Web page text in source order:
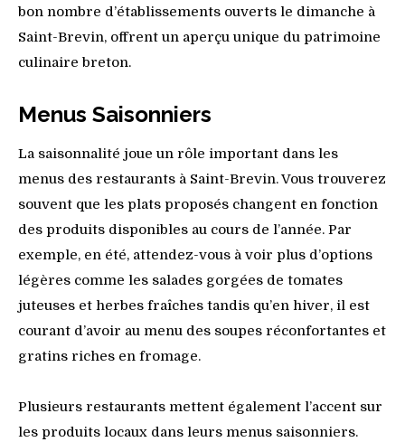
bon nombre d’établissements ouverts le dimanche à
Saint-Brevin, offrent un aperçu unique du patrimoine
culinaire breton.
Menus Saisonniers
La saisonnalité joue un rôle important dans les
menus des restaurants à Saint-Brevin. Vous trouverez
souvent que les plats proposés changent en fonction
des produits disponibles au cours de l’année. Par
exemple, en été, attendez-vous à voir plus d’options
légères comme les salades gorgées de tomates
juteuses et herbes fraîches tandis qu’en hiver, il est
courant d’avoir au menu des soupes réconfortantes et
gratins riches en fromage.
Plusieurs restaurants mettent également l’accent sur
les produits locaux dans leurs menus saisonniers.